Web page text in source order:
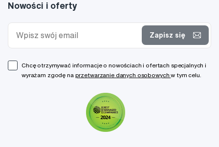
Nowości i oferty
Zapisz się
Chcę otrzymywać informacje o nowościach i ofertach specjalnych i
wyrażam zgodę na przetwarzanie danych osobowychw tym celu.